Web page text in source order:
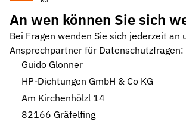
Zuverlässige Dichtungslösungen für
Statische Dichtungen
Langlebige Dichtungen für statische
Dynamische Dichtungen
Effiziente Dichtungslösungen für
Schmierstoffe passend zur
An wen können Sie sich
Bei Fragen wenden Sie sich jederzeit an
Ansprechpartner für Datenschutzfragen:
Guido Glonner
HP-Dichtungen GmbH & Co KG
Am Kirchenhölzl 14
82166 Gräfelfing